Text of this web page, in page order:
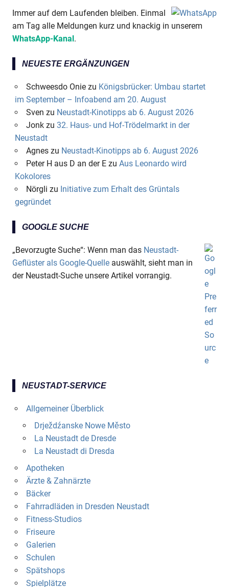
Immer auf dem Laufenden bleiben. Einmal
am Tag alle Meldungen kurz und knackig in unserem
WhatsApp-Kanal.
NEUESTE ERGÄNZUNGEN
Schweesdo Oniezu Königsbrücker: Umbau startet
im September – Infoabend am 20. August
Sven zu Neustadt-Kinotipps ab 6. August 2026
Jonkzu 32. Haus- und Hof-Trödelmarkt in der
Neustadt
Agneszu Neustadt-Kinotipps ab 6. August 2026
Peter H aus D an der Ezu Aus Leonardo wird
Kokolores
Nörgli zu Initiative zum Erhalt des Grüntals
gegründet
GOOGLE SUCHE
„Bevorzugte Suche“: Wenn man das Neustadt-
Geflüster als Google-Quelle auswählt, sieht man in
der Neustadt-Suche unsere Artikel vorrangig.
NEUSTADT-SERVICE
Allgemeiner Überblick
Drježdźanske Nowe Město
La Neustadt de Dresde
La Neustadt di Dresda
Apotheken
Ärzte & Zahnärzte
Bäcker
Fahrradläden in Dresden Neustadt
Fitness-Studios
Friseure
Galerien
Schulen
Spätshops
Spielplätze